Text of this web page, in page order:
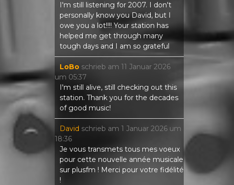
I'm still listening for 2007. I don't
personally know you David, but I
owe you a lot!!!! Your station has
helped me get through many
tough days and I am so grateful
LoBo schrieb am 11 Januar 2026
um 05:37
I'm still alive, still checking out this
station. Thank you for the decades
of good music!
David schrieb am 1 Januar 2026 um
18:36
Je vous transmets tous mes voeux
pour cette nouvelle année musicale
sur plusfm ! Merci pour votre fidélité
!